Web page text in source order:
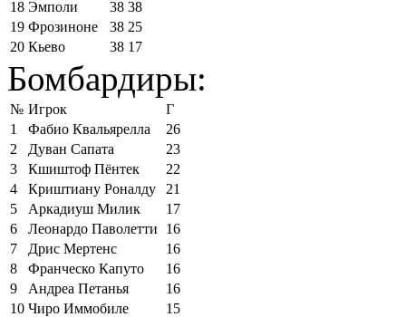
18 Эмполи 38 38
19 Фрозиноне 38 25
20 Кьево 38 17
Бомбардиры:
№ Игрок
Г
1
Фабио Квальярелла
26
2
Дуван Сапата
23
3
Кшиштоф Пёнтек
22
4
Криштиану Роналду
21
5
Аркадиуш Милик
17
6
Леонардо Паволетти
16
7
Дрис Мертенс
16
8
Франческо Капуто
16
9
Андреа Петанья
16
10 Чиро Иммобиле
15